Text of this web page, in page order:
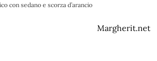
con sedano e scorza d’arancio
Margherit.net